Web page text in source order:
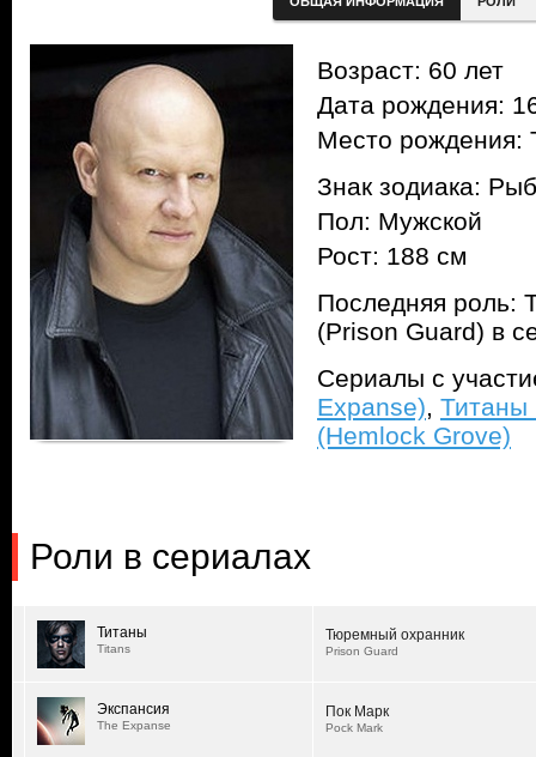
Возраст: 60 лет
Дата рождения:
Место рождения:
Знак зодиака:
Пол: Мужской
Рост: 188 см
Последняя роль:
(Prison Guard) в
Сериалы с
Expanse), Титаны
(Hemlock Grove)
Роли в сериалах
Титаны
Titans
Тюремный охранник
Prison Guard
Экспансия
The Expanse
Пок Марк
Pock Mark